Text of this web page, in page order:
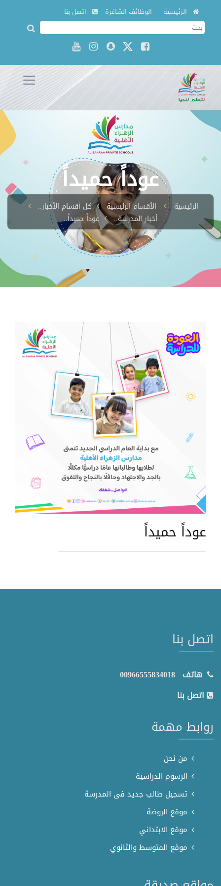
الرئيسية الوظائف الشاغرة اتصل بنا
عوداً حميداً
الرئيسية الأقسام الرئيسية
كل أقسام الأخبار..
أخبار المدرسة..
عوداً حميداً..
عوداً حميداً
اتصل بنا
هاتف 00966555834018
اتصل بنا
روابط مهمة
من نحن
الرسوم الدراسية
تسجيل طالب جديد فى المدرسة
موقع الروضة
موقع الابتدائي
موقع المتوسط والثانوي